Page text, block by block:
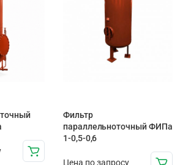
Фильтр
параллельноточный ФИПа
1-0,5-0,6
Цена по запросу